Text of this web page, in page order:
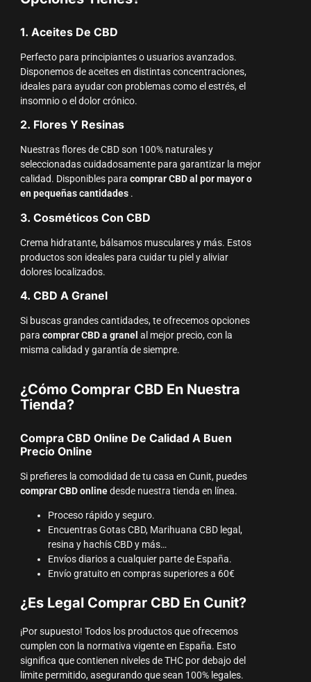
1. Aceites De CBD
Perfecto para principiantes o usuarios avanzados.
Disponemos de aceites en distintas concentraciones,
ideales para ayudar con problemas como el estrés, el
insomnio o el dolor crónico.
2. Flores Y Resinas
Nuestras flores de CBD son 100% naturales y
seleccionadas cuidadosamente para garantizar la mejor
calidad. Disponibles para comprar CBD al por mayor o
en pequeñas cantidades.
3. Cosméticos Con CBD
Crema hidratante, bálsamos musculares y más. Estos
productos son ideales para cuidar tu piel y aliviar
dolores localizados.
4. CBD A Granel
Si buscas grandes cantidades, te ofrecemos opciones
para comprar CBD a granel al mejor precio, con la
misma calidad y garantía de siempre.
¿Cómo Comprar CBD En Nuestra
Tienda?
Compra CBD Online De Calidad A Buen
Precio Online
Si prefieres la comodidad de tu casa en Cunit, puedes
comprar CBD onlinedesde nuestra tienda en línea.
Proceso rápido y seguro.
Encuentras Gotas CBD, Marihuana CBD legal,
resina y hachís CBD y más…
Envíos diarios a cualquier parte de España.
Envío gratuito en compras superiores a 60€
¿Es Legal Comprar CBD En Cunit?
¡Por supuesto! Todos los productos que ofrecemos
cumplen con la normativa vigente en España. Esto
significa que contienen niveles de THC por debajo del
límite permitido, asegurando que sean 100% legales.